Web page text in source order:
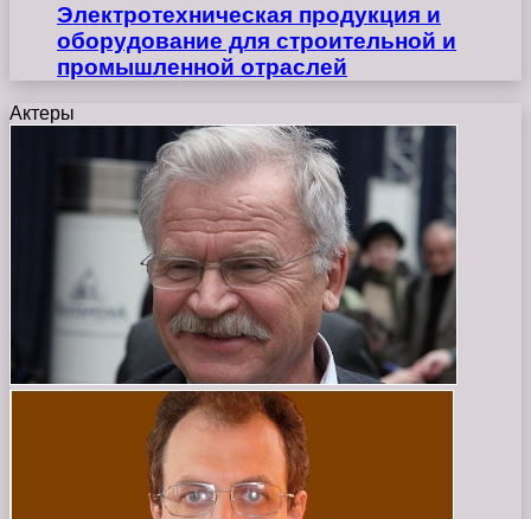
Электротехническая продукция и
оборудование для строительной и
промышленной отраслей
Актеры